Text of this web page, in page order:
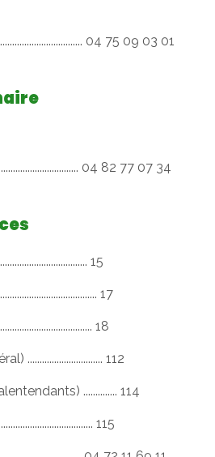
04 75 09 03 01
04 82 77 07 34
15
17
18
112
.............. 114
115